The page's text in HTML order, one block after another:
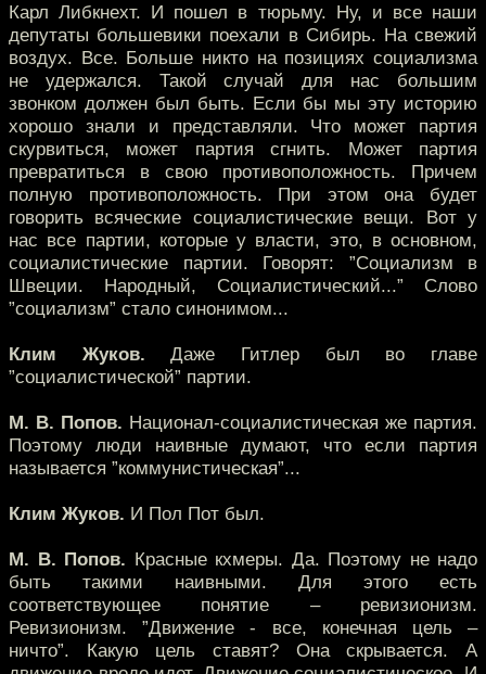
Карл Либкнехт. И пошел в тюрьму. Ну, и все наши
депутаты большевики поехали в Сибирь. На свежий
воздух. Все. Больше никто на позициях социализма
не удержался. Такой случай для нас большим
звонком должен был быть. Если бы мы эту историю
хорошо знали и представляли. Что может партия
скурвиться, может партия сгнить. Может партия
превратиться в свою противоположность. Причем
полную противоположность. При этом она будет
говорить всяческие социалистические вещи. Вот у
нас все партии, которые у власти, это, в основном,
социалистические партии. Говорят: ”Социализм в
Швеции. Народный, Социалистический...” Слово
”социализм” стало синонимом...
Клим Жуков. Даже Гитлер был во главе
”социалистической” партии.
М. В. Попов. Национал-социалистическая же партия.
Поэтому люди наивные думают, что если партия
называется ”коммунистическая”...
Клим Жуков. И Пол Пот был.
М. В. Попов. Красные кхмеры. Да. Поэтому не надо
быть такими наивными. Для этого есть
соответствующее понятие – ревизионизм.
Ревизионизм. ”Движение - все, конечная цель –
ничто”. Какую цель ставят? Она скрывается. А